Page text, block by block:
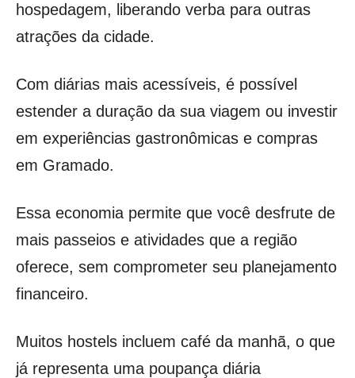
hospedagem, liberando verba para outras
atrações da cidade.
Com diárias mais acessíveis, é possível
estender a duração da sua viagem ou investir
em experiências gastronômicas e compras
em Gramado.
Essa economia permite que você desfrute de
mais passeios e atividades que a região
oferece, sem comprometer seu planejamento
financeiro.
Muitos hostels incluem café da manhã, o que
já representa uma poupança diária